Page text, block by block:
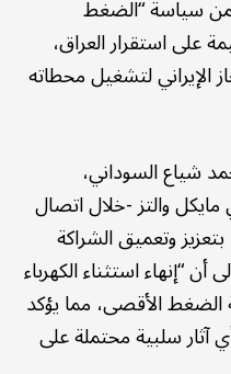
سياسة “الضغط
على استقرار العراق،
لتشغيل محطاته
شياع السوداني،
والتز -خلال اتصال
وتعميق الشراكة
أن “إنهاء استثناء الكهرباء
الضغط الأقصى، مما يؤكد
آثار سلبية محتملة على